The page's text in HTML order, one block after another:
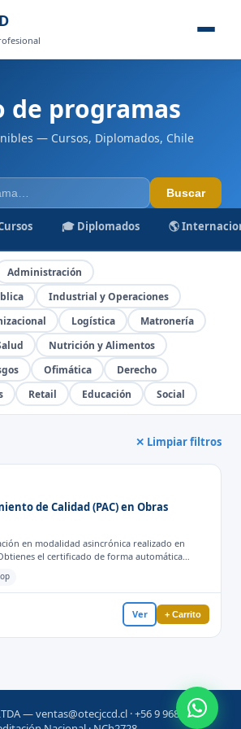
de programas
— Cursos, Diplomados, Chile
Buscar
🎓 Diplomados 🌎
Administración
Industrial y Operaciones
Logística
Matronería
Nutrición y Alimentos
Ofimática
Derecho
Retail Educación Social
✕ Limpiar filtros
de Calidad (PAC) en Obras
en modalidad asincrónica realizado en
el certificado de forma automática
y evaluaciones para el proceso
Ver + Carrito
— ventas@otecjccd.cl · +56 9 9685 2755 ·